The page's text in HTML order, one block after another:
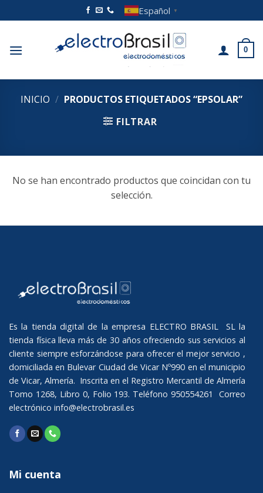
al
Español ▼
0
INICIO / PRODUCTOS ETIQUETADOS “EPSOLAR”
FILTRAR
No se han encontrado productos que coincidan con tu
selección.
Es la tienda digital de la empresa ELECTRO BRASIL SL la
tienda física lleva más de 30 años ofreciendo sus servicios al
cliente siempre esforzándose para ofrecer el mejor servicio ,
domiciliada en Bulevar Ciudad de Vicar Nº990 en el municipio
de Vicar, Almería. Inscrita en el Registro Mercantil de Almería
Tomo 1268, Libro 0, Folio 193. Teléfono 950554261 Correo
electrónico info@electrobrasil.es
Mi cuenta